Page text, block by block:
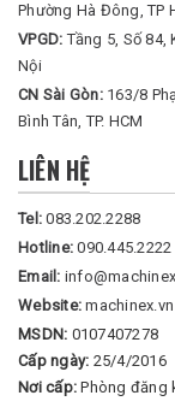
Phường Hà Đông, TP
VPGD:Tầng 5, Số 84,
Nội
CN Sài Gòn: 163/8
Bình Tân, TP. HCM
LIÊN HỆ
Tel:083.202.2288
Hotline:090.445.2222
Email:
Website:machinex.vn
MSDN: 0107407278
Cấp ngày: 25/4/2016
Nơi cấp:Phòng đăng